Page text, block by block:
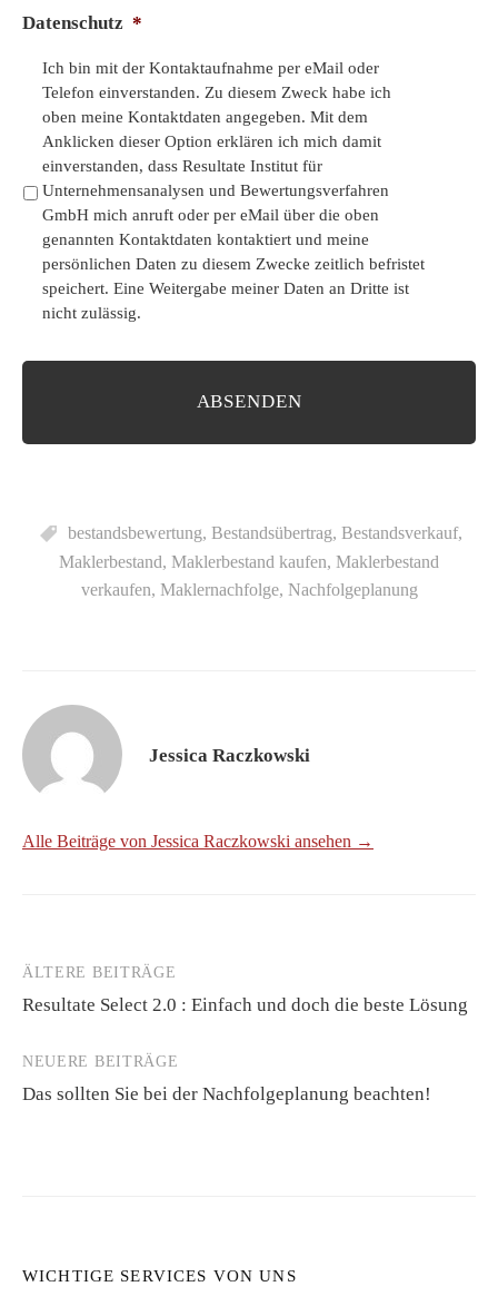
u
Datenschutz *
Ich bin mit der Kontaktaufnahme per eMail oder
Telefon einverstanden. Zu diesem Zweck habe ich
oben meine Kontaktdaten angegeben. Mit dem
Anklicken dieser Option erklären ich mich damit
einverstanden, dass Resultate Institut für
Unternehmensanalysen und Bewertungsverfahren
GmbH mich anruft oder per eMail über die oben
genannten Kontaktdaten kontaktiert und meine
persönlichen Daten zu diesem Zwecke zeitlich befristet
speichert. Eine Weitergabe meiner Daten an Dritte ist
nicht zulässig.
bestandsbewertung, Bestandsübertrag, Bestandsverkauf,
Maklerbestand, Maklerbestand kaufen, Maklerbestand
verkaufen, Maklernachfolge, Nachfolgeplanung
Jessica Raczkowski
Alle Beiträge von Jessica Raczkowski ansehen →
Beitragsnavigation
ÄLTERE BEITRÄGE
Resultate Select 2.0 : Einfach und doch die beste Lösung
NEUERE BEITRÄGE
Das sollten Sie bei der Nachfolgeplanung beachten!
WICHTIGE SERVICES VON UNS